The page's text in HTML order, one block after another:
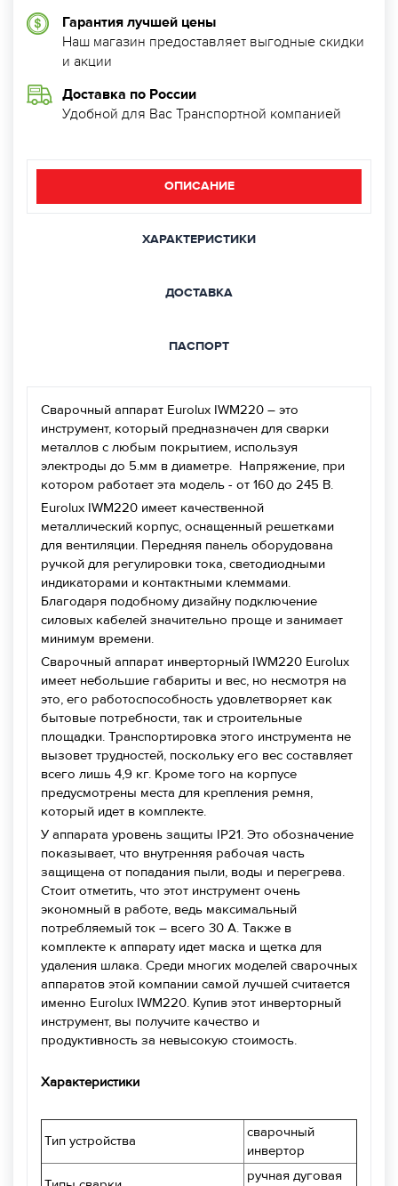
Гарантия лучшей цены
Наш магазин предоставляет выгодные скидки
и акции
Доставка по России
Удобной для Вас Транспортной компанией
ОПИСАНИЕ
ХАРАКТЕРИСТИКИ
ДОСТАВКА
ПАСПОРТ
Сварочный аппарат Еurolux IWM220 – это
инструмент, который предназначен для сварки
металлов с любым покрытием, используя
электроды до 5.мм в диаметре. Напряжение, при
котором работает эта модель - от 160 до 245 В.
Еurolux IWM220 имеет качественной
металлический корпус, оснащенный решетками
для вентиляции. Передняя панель оборудована
ручкой для регулировки тока, светодиодными
индикаторами и контактными клеммами.
Благодаря подобному дизайну подключение
силовых кабелей значительно проще и занимает
минимум времени.
Сварочный аппарат инверторный IWM220 Eurolux
имеет небольшие габариты и вес, но несмотря на
это, его работоспособность удовлетворяет как
бытовые потребности, так и строительные
площадки. Транспортировка этого инструмента не
вызовет трудностей, поскольку его вес составляет
всего лишь 4,9 кг. Кроме того на корпусе
предусмотрены места для крепления ремня,
который идет в комплекте.
У аппарата уровень защиты IP21. Это обозначение
показывает, что внутренняя рабочая часть
защищена от попадания пыли, воды и перегрева.
Стоит отметить, что этот инструмент очень
экономный в работе, ведь максимальный
потребляемый ток – всего 30 А. Также в
комплекте к аппарату идет маска и щетка для
удаления шлака. Среди многих моделей сварочных
аппаратов этой компании самой лучшей считается
именно Еurolux IWM220. Купив этот инверторный
инструмент, вы получите качество и
продуктивность за невысокую стоимость.
Характеристики
Тип устройства
сварочный
инвертор
ручная дуговая